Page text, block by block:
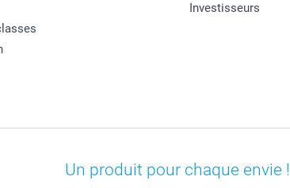
Investisseurs
Un produit pour chaque envie !